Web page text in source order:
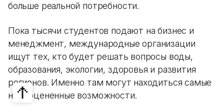
больше реальной потребности.
Пока тысячи студентов подают на бизнес и
менеджмент, международные организации
ищут тех, кто будет решать вопросы воды,
образования, экологии, здоровья и развития
регионов. Именно там могут находиться самые
недооцененные возможности.